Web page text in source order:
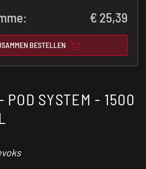
€ 25,39
BESTELLEN
SYSTEM - 1500